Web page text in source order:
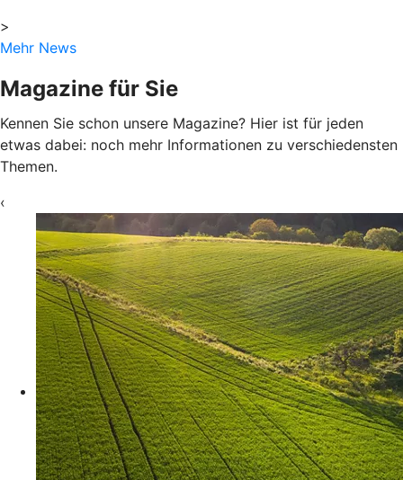
>
Mehr News
Magazine für Sie
Kennen Sie schon unsere Magazine? Hier ist für jeden
etwas dabei: noch mehr Informationen zu verschiedensten
Themen.
‹